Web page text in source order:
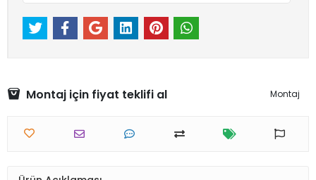
Montaj için fiyat teklifi al Montaj